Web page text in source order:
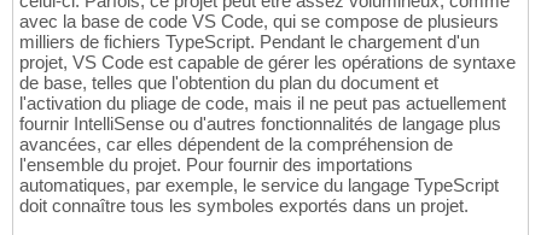
avec la base de code VS Code, qui se compose de plusieurs
milliers de fichiers TypeScript. Pendant le chargement d'un
projet, VS Code est capable de gérer les opérations de syntaxe
de base, telles que l'obtention du plan du document et
l'activation du pliage de code, mais il ne peut pas actuellement
fournir IntelliSense ou d'autres fonctionnalités de langage plus
avancées, car elles dépendent de la compréhension de
l'ensemble du projet. Pour fournir des importations
automatiques, par exemple, le service du langage TypeScript
doit connaître tous les symboles exportés dans un projet.